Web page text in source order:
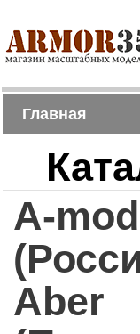
Главная
A-
Aber